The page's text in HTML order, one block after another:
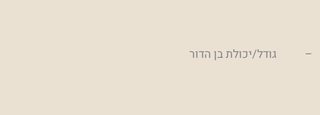
– גודל/יכולת בן הדור